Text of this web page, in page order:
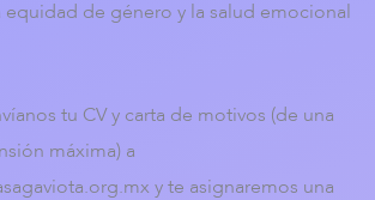
de género y la salud emocional
tu CV y carta de motivos (de una
máxima) a
y te asignaremos una